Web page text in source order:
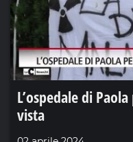
L’ospedale di
vista